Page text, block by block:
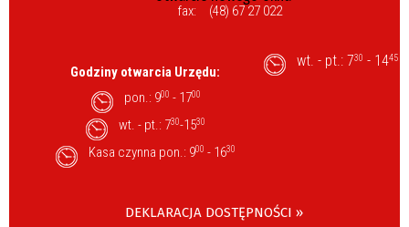
fax:
(48) 67 27 022
Godziny otwarcia Urzędu:
pon.: 900 - 1700
wt. - pt.: 730-1530
Kasa czynna pon.: 900 - 1630
wt. - pt.: 730 - 1445
DEKLARACJA DOSTĘPNOŚCI »